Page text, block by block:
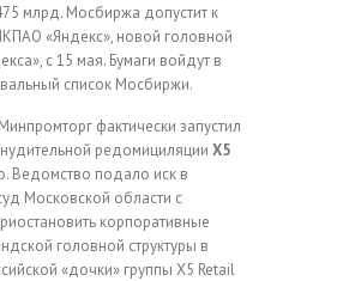
млрд. Мосбиржа допустит к
«Яндекс», новой головной
с 15 мая. Бумаги войдут в
список Мосбиржи.
фактически запустил
редомициляции X5
Ведомство подало иск в
Московской области с
корпоративные
головной структуры в
«дочки» группы X5 Retail